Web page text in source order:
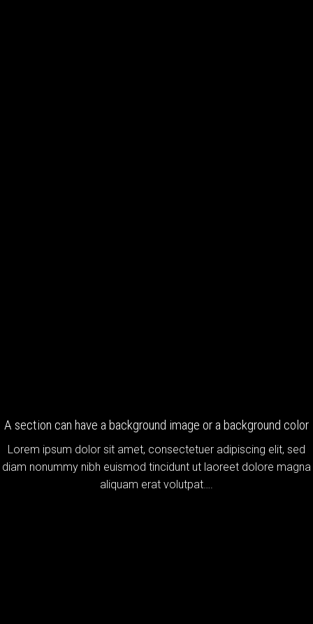
A section can have a background image or a background color
Lorem ipsum dolor sit amet, consectetuer adipiscing elit, sed
diam nonummy nibh euismod tincidunt ut laoreet dolore magna
aliquam erat volutpat….